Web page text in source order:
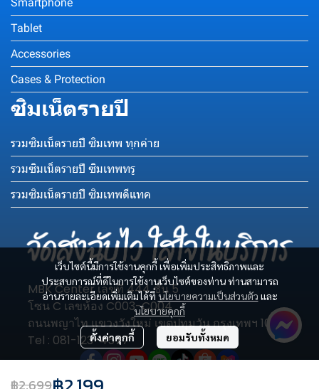
฿2,699
เว็บไซต์นี้มีการใช้งานคุกกี้ เพื่อเพิ่มประสิทธิภาพและ
ประสบการณ์ที่ดีในการใช้งานเว็บไซต์ของท่าน ท่านสามารถ
อ่านรายละเอียดเพิ่มเติมได้ที่นโยบายความเป็นส่วนตัว และ
นโยบายคุกกี้
ตั้งค่าคุกกี้ ยอมรับทั้งหมด
Smartphone
Tablet
Accessories
Cases & Protection
ซิมเน็ตรายปี
รวมซิมเน็ตรายปี ซิมเทพ ทุกค่าย
รวมซิมเน็ตรายปี ซิมเทพทรู
รวมซิมเน็ตรายปี ซิมเทพดีแทค
MBK Center เลขที่ 444 ชั้น 5
โซน C เลขห้อง C003-C004
ถนนพญาไท แขวงวังใหม่ เขตปทุมวัน กรุงเทพฯ 10330
Tel : 081-123-4577